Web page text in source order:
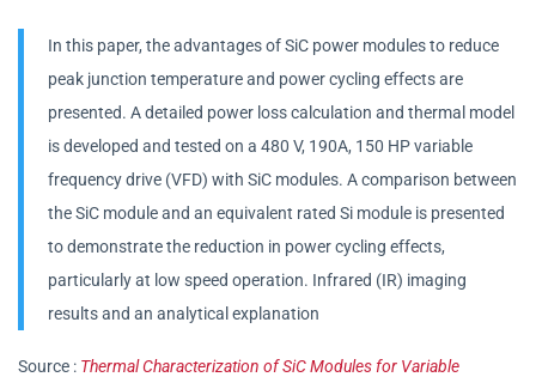
In this paper, the advantages of SiC power modules to reduce
peak junction temperature and power cycling effects are
presented. A detailed power loss calculation and thermal model
is developed and tested on a 480 V, 190A, 150 HP variable
frequency drive (VFD) with SiC modules. A comparison between
the SiC module and an equivalent rated Si module is presented
to demonstrate the reduction in power cycling effects,
particularly at low speed operation. Infrared (IR) imaging
results and an analytical explanation
Source : Thermal Characterization of SiC Modules for Variable